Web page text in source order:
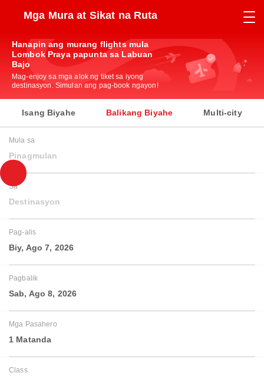
Mga Mura at Sikat na Ruta
Hanapin ang murang flights mula
Lombok Praya papunta sa Labuan
Bajo
Mag-enjoy sa mga alok ng tiket sa iyong
destinasyon. Simulan ang pag-book ngayon!
Isang Biyahe Balikang Biyahe Multi-city
Mula sa
Pinagmulan
Sa
Destinasyon
Pag-alis
Biy, Ago 7, 2026
Pagbalik
Sab, Ago 8, 2026
Mga Pasahero
1 Matanda
Class